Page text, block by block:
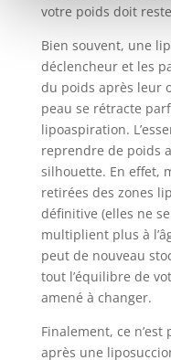
votre poids doit
Bien souvent, une
déclencheur et les
du poids après leur
peau se rétracte
lipoaspiration.
reprendre de poids
silhouette. En effet,
retirées des zones
définitive (elles ne
multiplient plus à
peut de nouveau
tout l’équilibre de
amené à changer.
Finalement, ce
après une